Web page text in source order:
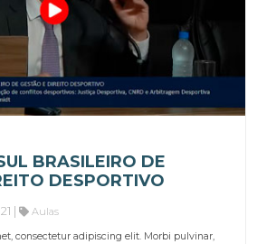
BRASILEIRO DE
DESPORTIVO
| Aulas
consectetur adipiscing elit. Morbi pulvinar,